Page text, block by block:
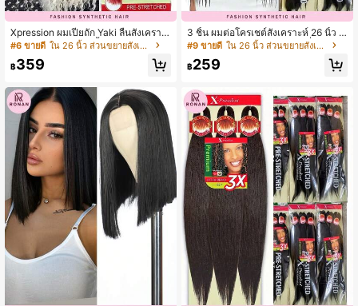
Xpression ผมเปียถัก Yaki ลื่นสังเคราะ
ห์แบบยืดล่วงหน้า 6 ชิ้น
#6 ขายดี ใน 26 นิ้ว ส่วนขยายสังเคราะห์
฿359
3 ชิ้น ผมต่อโครเชต์สังเคราะห์ 26 นิ้ว ท
นไฟ ลายข้าวโพดเรียบ ผมถักที่ยืดล่วงห
#9 ขายดี ใน 26 นิ้ว ส่วนขยายสังเคราะห์
฿259